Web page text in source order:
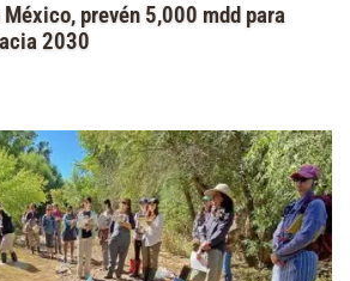
prevén 5,000 mdd para
2030